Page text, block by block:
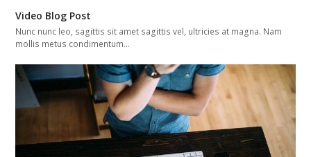
Video Blog Post
Nunc nunc leo, sagittis sit amet sagittis vel, ultricies at magna. Nam
mollis metus condimentum…